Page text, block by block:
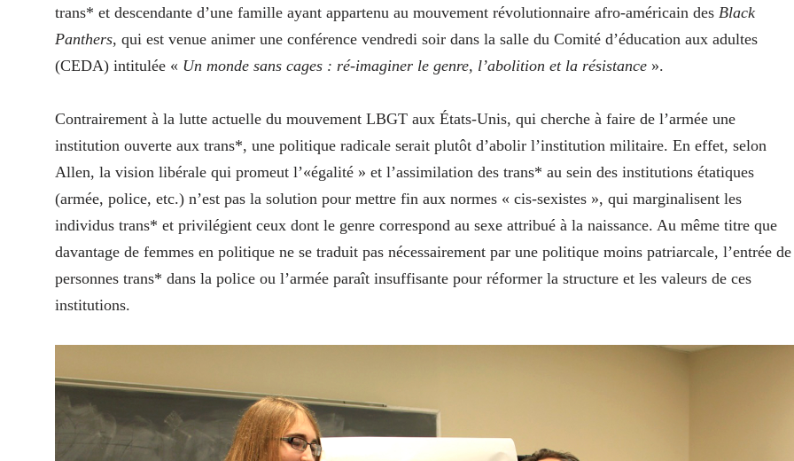
trans* et descendante d’une famille ayant appartenu au mouvement révolutionnaire afro-américain des Black
Panthers, qui est venue animer une conférence vendredi soir dans la salle du Comité d’éducation aux adultes
(CEDA) intitulée « Un monde sans cages : ré-imaginer le genre, l’abolition et la résistance ».
Contrairement à la lutte actuelle du mouvement LBGT aux États-Unis, qui cherche à faire de l’armée une
institution ouverte aux trans*, une politique radicale serait plutôt d’abolir l’institution militaire. En effet, selon
Allen, la vision libérale qui promeut l’«égalité » et l’assimilation des trans* au sein des institutions étatiques
(armée, police, etc.) n’est pas la solution pour mettre fin aux normes « cis-sexistes », qui marginalisent les
individus trans* et privilégient ceux dont le genre correspond au sexe attribué à la naissance. Au même titre que
davantage de femmes en politique ne se traduit pas nécessairement par une politique moins patriarcale, l’entrée de
personnes trans* dans la police ou l’armée paraît insuffisante pour réformer la structure et les valeurs de ces
institutions.